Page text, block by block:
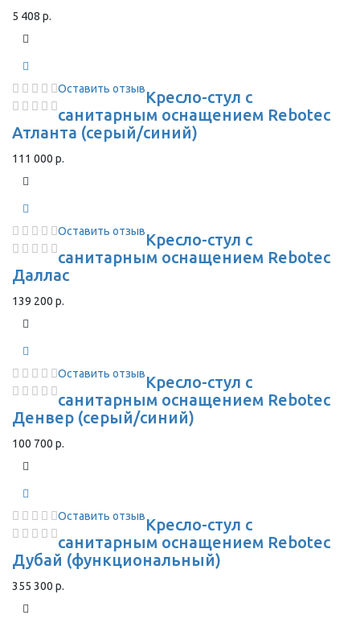
5 408 р.
Оставить отзывКресло-стул с
санитарным оснащением Rebotec
Атланта (серый/синий)
111 000 р.
Оставить отзывКресло-стул с
санитарным оснащением Rebotec
Даллас
139 200 р.
Оставить отзывКресло-стул с
санитарным оснащением Rebotec
Денвер (серый/синий)
100 700 р.
Оставить отзывКресло-стул с
санитарным оснащением Rebotec
Дубай (функциональный)
355 300 р.